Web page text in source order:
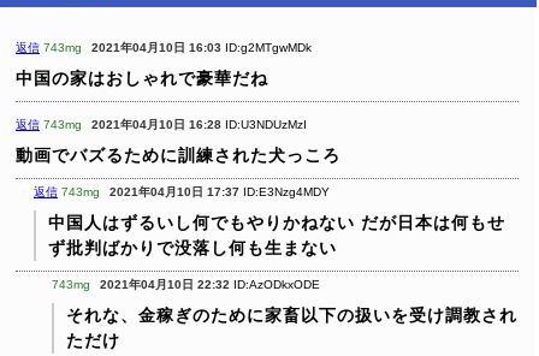
返信 743mg 2021年04月10日 16:03 ID:g2MTgwMDk
中国の家はおしゃれで豪華だね
返信 743mg 2021年04月10日 16:28 ID:U3NDUzMzI
動画でバズるために訓練された犬っころ
返信 743mg 2021年04月10日 17:37 ID:E3Nzg4MDY
中国人はずるいし何でもやりかねない だが日本は何もせ
ず批判ばかりで没落し何も生まない
743mg 2021年04月10日 22:32 ID:AzODkxODE
それな、金稼ぎのために家畜以下の扱いを受け調教され
ただけ